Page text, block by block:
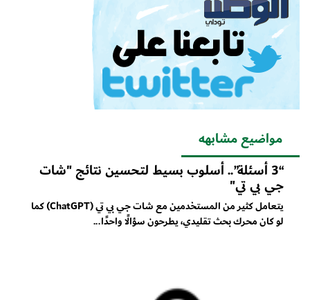
مواضيع مشابهه
“3 أسئلة”.. أسلوب بسيط لتحسين نتائج "شات
جي بي تي"
يتعامل كثير من المستخدمين مع شات جي بي تي (ChatGPT) كما
لو كان محرك بحث تقليدي، يطرحون سؤالًا واحدًا...